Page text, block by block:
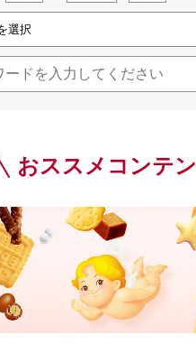
おススメコンテ